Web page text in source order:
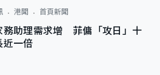
港聞 首頁新聞
務助理需求增 菲傭「攻日」十
近一倍